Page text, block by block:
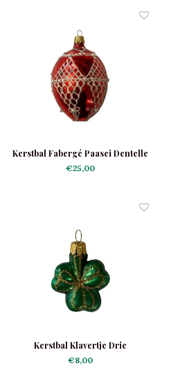
Kerstbal Fabergé Paasei Dentelle
Rood
€25,00
Kerstbal Klavertje Drie
€8,00